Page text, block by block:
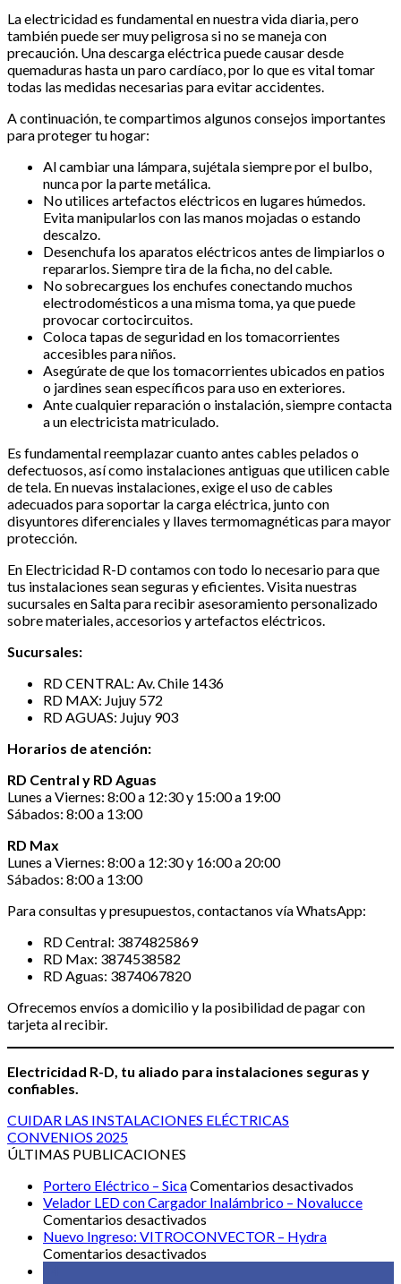
La electricidad es fundamental en nuestra vida diaria, pero
también puede ser muy peligrosa si no se maneja con
precaución. Una descarga eléctrica puede causar desde
quemaduras hasta un paro cardíaco, por lo que es vital tomar
todas las medidas necesarias para evitar accidentes.
A continuación, te compartimos algunos consejos importantes
para proteger tu hogar:
Al cambiar una lámpara, sujétala siempre por el bulbo,
nunca por la parte metálica.
No utilices artefactos eléctricos en lugares húmedos.
Evita manipularlos con las manos mojadas o estando
descalzo.
Desenchufa los aparatos eléctricos antes de limpiarlos o
repararlos. Siempre tira de la ficha, no del cable.
No sobrecargues los enchufes conectando muchos
electrodomésticos a una misma toma, ya que puede
provocar cortocircuitos.
Coloca tapas de seguridad en los tomacorrientes
accesibles para niños.
Asegúrate de que los tomacorrientes ubicados en patios
o jardines sean específicos para uso en exteriores.
Ante cualquier reparación o instalación, siempre contacta
a un electricista matriculado.
Es fundamental reemplazar cuanto antes cables pelados o
defectuosos, así como instalaciones antiguas que utilicen cable
de tela. En nuevas instalaciones, exige el uso de cables
adecuados para soportar la carga eléctrica, junto con
disyuntores diferenciales y llaves termomagnéticas para mayor
protección.
En Electricidad R-D contamos con todo lo necesario para que
tus instalaciones sean seguras y eficientes. Visita nuestras
sucursales en Salta para recibir asesoramiento personalizado
sobre materiales, accesorios y artefactos eléctricos.
Sucursales:
RD CENTRAL: Av. Chile 1436
RD MAX: Jujuy 572
RD AGUAS: Jujuy 903
Horarios de atención:
RD Central y RD Aguas
Lunes a Viernes: 8:00 a 12:30 y 15:00 a 19:00
Sábados: 8:00 a 13:00
RD Max
Lunes a Viernes: 8:00 a 12:30 y 16:00 a 20:00
Sábados: 8:00 a 13:00
Para consultas y presupuestos, contactanos vía WhatsApp:
RD Central: 3874825869
RD Max: 3874538582
RD Aguas: 3874067820
Ofrecemos envíos a domicilio y la posibilidad de pagar con
tarjeta al recibir.
Electricidad R-D, tu aliado para instalaciones seguras y
confiables.
CUIDAR LAS INSTALACIONES ELÉCTRICAS
CONVENIOS 2025
ÚLTIMAS PUBLICACIONES
Portero Eléctrico – SicaComentarios desactivados
Portero
Velador LED con Cargador Inalámbrico – Novalucce
Comentarios desactivados
Velador
Nuevo Ingreso: VITROCONVECTOR – Hydra
Comentarios desactivados